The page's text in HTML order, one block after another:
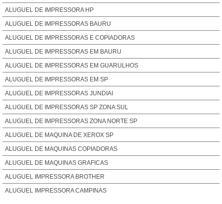
ALUGUEL DE IMPRESSORA HP
ALUGUEL DE IMPRESSORAS BAURU
ALUGUEL DE IMPRESSORAS E COPIADORAS
ALUGUEL DE IMPRESSORAS EM BAURU
ALUGUEL DE IMPRESSORAS EM GUARULHOS
ALUGUEL DE IMPRESSORAS EM SP
ALUGUEL DE IMPRESSORAS JUNDIAI
ALUGUEL DE IMPRESSORAS SP ZONA SUL
ALUGUEL DE IMPRESSORAS ZONA NORTE SP
ALUGUEL DE MAQUINA DE XEROX SP
ALUGUEL DE MAQUINAS COPIADORAS
ALUGUEL DE MAQUINAS GRAFICAS
ALUGUEL IMPRESSORA BROTHER
ALUGUEL IMPRESSORA CAMPINAS